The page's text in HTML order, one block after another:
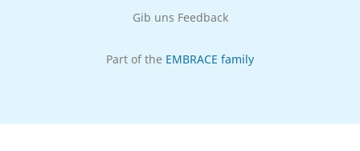
Gib uns Feedback
Part of the EMBRACE family